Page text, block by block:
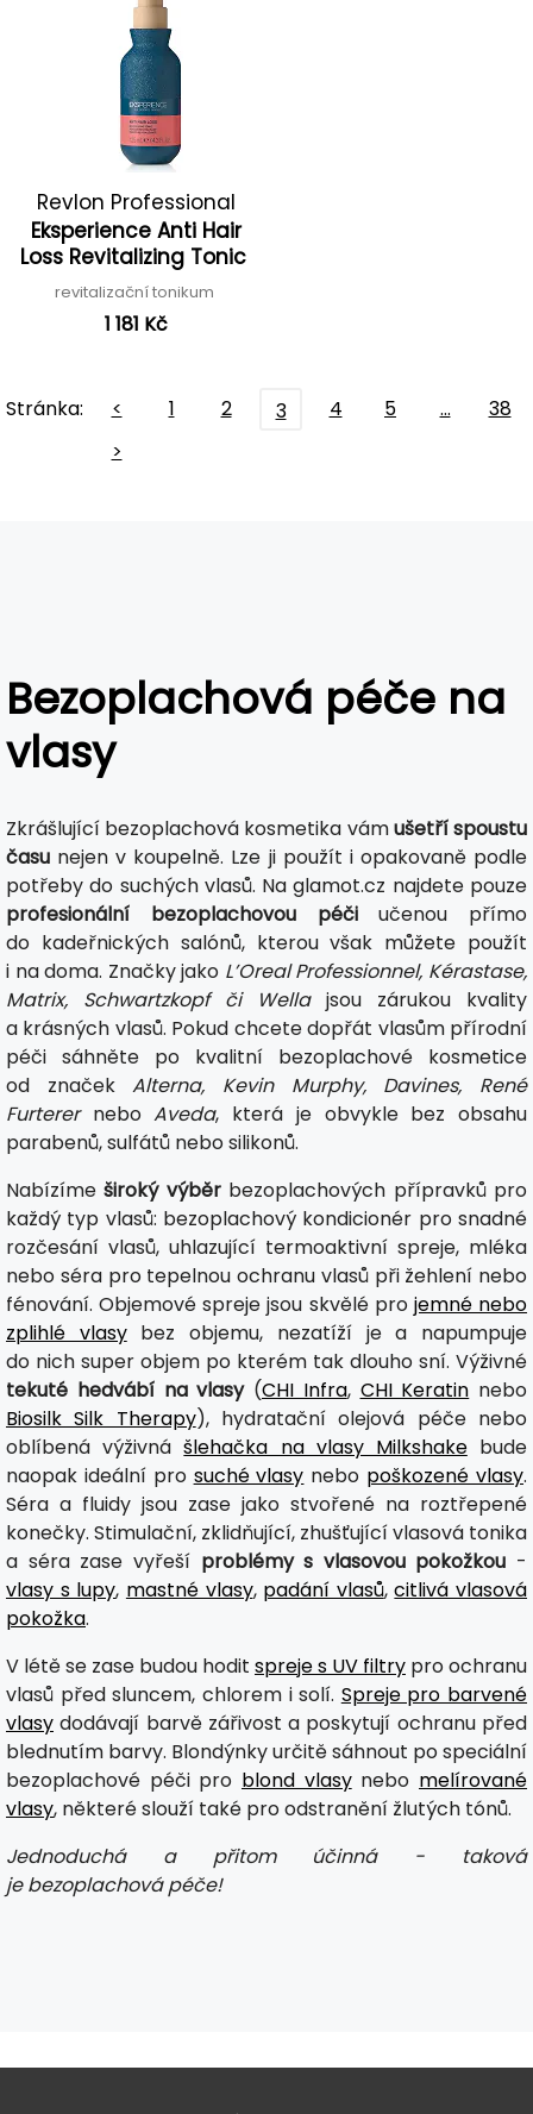
Revlon Professional
Eksperience Anti Hair
Loss Revitalizing Tonic
revitalizační tonikum
1 181 Kč
Stránka: < 1 2 3 4 5 …
38
>
Bezoplachová péče na
vlasy
Zkrášlující bezoplachová kosmetika vámušetří spoustu
času nejen v koupelně. Lze ji použít i opakovaně podle
potřeby do suchých vlasů. Na glamot.cz najdete pouze
profesionální bezoplachovou péčiučenou přímo
do kadeřnických salónů, kterou však můžete použít
i na doma. Značky jako L’Oreal Professionnel, Kérastase,
Matrix, Schwartzkopf či Wellajsou zárukou kvality
a krásných vlasů. Pokud chcete dopřát vlasům přírodní
péči sáhněte po kvalitní bezoplachové kosmetice
od značekAlterna, Kevin Murphy, Davines, René
FurtererneboAveda, která je obvykle bez obsahu
parabenů, sulfátů nebo silikonů.
Nabízímeširoký výběrbezoplachových přípravků pro
každý typ vlasů: bezoplachový kondicionér pro snadné
rozčesání vlasů, uhlazující termoaktivní spreje, mléka
nebo séra pro tepelnou ochranu vlasů při žehlení nebo
fénování. Objemové spreje jsou skvělé pro jemné nebo
zplihlé vlasybez objemu, nezatíží je a napumpuje
do nich super objem po kterém tak dlouho sní. Výživné
tekuté hedvábí na vlasy(CHI Infra, CHI Keratin nebo
Biosilk Silk Therapy), hydratační olejová péče nebo
oblíbená výživnášlehačka na vlasy Milkshakebude
naopak ideální pro suché vlasy nebo poškozené vlasy.
Séra a fluidy jsou zase jako stvořené na roztřepené
konečky. Stimulační, zklidňující, zhušťující vlasová tonika
a séra zase vyřeší problémy s vlasovou pokožkou -
vlasy s lupy, mastné vlasy, padání vlasů,citlivá vlasová
pokožka.
V létě se zase budou hodit spreje s UV filtry pro ochranu
vlasů před sluncem, chlorem i solí. Spreje pro barvené
vlasy dodávají barvě zářivost a poskytují ochranu před
blednutím barvy. Blondýnky určitě sáhnout po speciální
bezoplachové péči pro blond vlasynebo melírované
vlasy, některé slouží také pro odstranění žlutých tónů.
Jednoduchá a přitom účinná - taková
je bezoplachová péče!